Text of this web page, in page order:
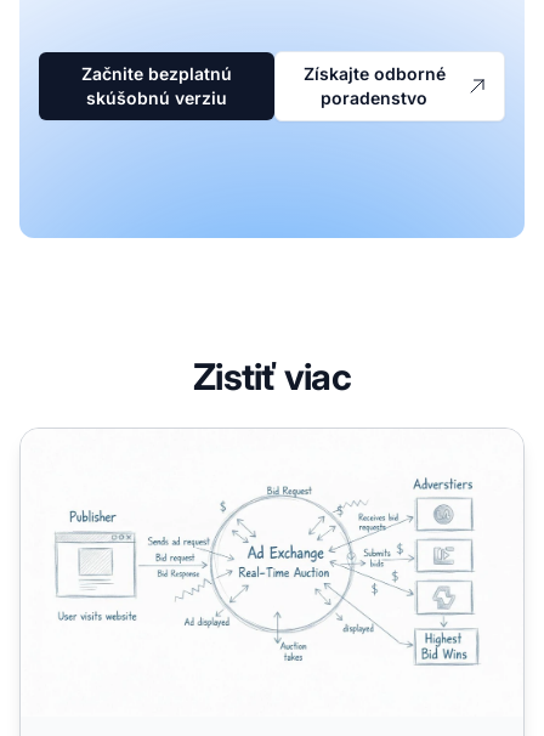
Začnite bezplatnú
skúšobnú verziu
Získajte odborné
poradenstvo
Zistiť viac
Môže RTB zlepšiť výkonnosť kampane? Kompletný